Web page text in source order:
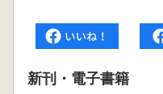
新刊・電子書籍